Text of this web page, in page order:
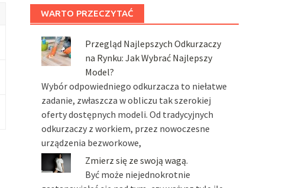
WARTO PRZECZYTAĆ
Przegląd Najlepszych Odkurzaczy
na Rynku: Jak Wybrać Najlepszy
Model?
Wybór odpowiedniego odkurzacza to niełatwe
zadanie, zwłaszcza w obliczu tak szerokiej
oferty dostępnych modeli. Od tradycyjnych
odkurzaczy z workiem, przez nowoczesne
urządzenia bezworkowe,
Zmierz się ze swoją wagą.
Być może niejednokrotnie